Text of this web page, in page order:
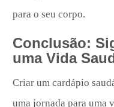
para o seu corpo.
Conclusão:
uma Vida
Criar um cardápio
uma jornada para uma